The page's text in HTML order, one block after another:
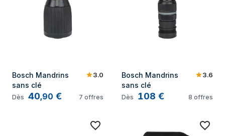
Bosch Mandrins
sans clé
3.0
Dès 40,90 € 7 offres
Bosch Mandrins
sans clé
3.6
Dès 108 € 8 offres